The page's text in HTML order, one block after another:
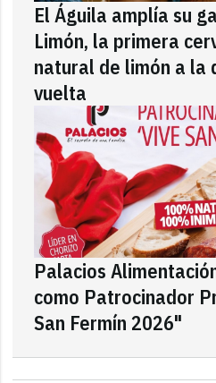
El Águila amplía su
Limón, la primera
natural de limón a la
vuelta
Palacios
como Patrocinador
San Fermín 2026"